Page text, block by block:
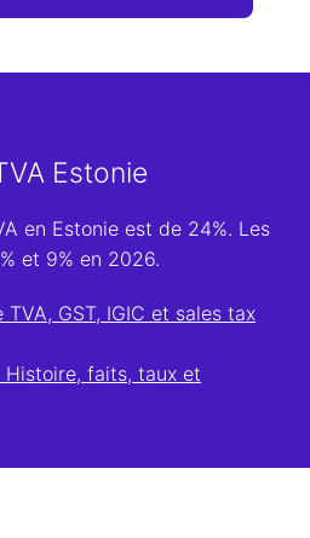
Estonie
en Estonie est de 24%. Les
et 9% en 2026.
GST, IGIC et sales tax
Histoire, faits, taux et